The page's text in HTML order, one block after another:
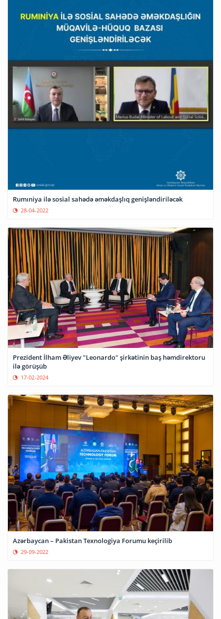
Rumıniya ilə sosial sahədə əməkdaşlıq genişləndiriləcək
28-04-2022
Prezident İlham Əliyev "Leonardo" şirkətinin baş həmdirektoru
ilə görüşüb
17-02-2024
Azərbaycan – Pakistan Texnologiya Forumu keçirilib
29-09-2022